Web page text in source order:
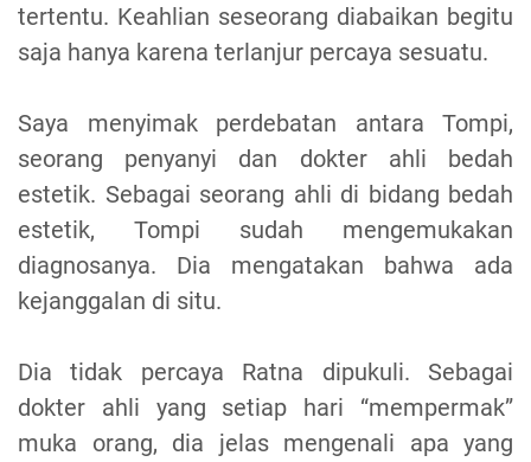
tertentu. Keahlian seseorang diabaikan begitu
saja hanya karena terlanjur percaya sesuatu.
Saya menyimak perdebatan antara Tompi,
seorang penyanyi dan dokter ahli bedah
estetik. Sebagai seorang ahli di bidang bedah
estetik, Tompi sudah mengemukakan
diagnosanya. Dia mengatakan bahwa ada
kejanggalan di situ.
Dia tidak percaya Ratna dipukuli. Sebagai
dokter ahli yang setiap hari “mempermak”
muka orang, dia jelas mengenali apa yang